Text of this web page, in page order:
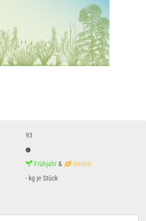
93
Frühjahr&
Herbst
- kg je Stück